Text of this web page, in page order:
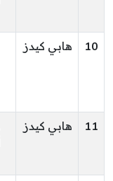
10 هابي كيدز
11 هابي كيدز